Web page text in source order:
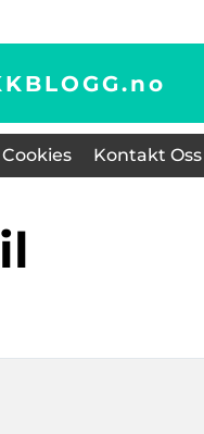
no
Cookies Kontakt Oss